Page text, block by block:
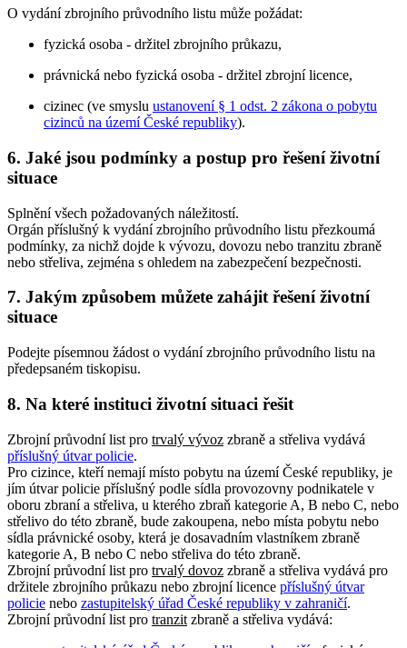
O vydání zbrojního průvodního listu může požádat:
fyzická osoba - držitel zbrojního průkazu,
právnická nebo fyzická osoba - držitel zbrojní licence,
cizinec (ve smyslu ustanovení § 1 odst. 2 zákona o pobytu
cizinců na území České republiky).
6. Jaké jsou podmínky a postup pro řešení životní
situace
Splnění všech požadovaných náležitostí.
Orgán příslušný k vydání zbrojního průvodního listu přezkoumá
podmínky, za nichž dojde k vývozu, dovozu nebo tranzitu zbraně
nebo střeliva, zejména s ohledem na zabezpečení bezpečnosti.
7. Jakým způsobem můžete zahájit řešení životní
situace
Podejte písemnou žádost o vydání zbrojního průvodního listu na
předepsaném tiskopisu.
8. Na které instituci životní situaci řešit
Zbrojní průvodní list pro trvalý vývoz zbraně a střeliva vydává
příslušný útvar policie.
Pro cizince, kteří nemají místo pobytu na území České republiky, je
jím útvar policie příslušný podle sídla provozovny podnikatele v
oboru zbraní a střeliva, u kterého zbraň kategorie A, B nebo C, nebo
střelivo do této zbraně, bude zakoupena, nebo místa pobytu nebo
sídla právnické osoby, která je dosavadním vlastníkem zbraně
kategorie A, B nebo C nebo střeliva do této zbraně.
Zbrojní průvodní list pro trvalý dovoz zbraně a střeliva vydává pro
držitele zbrojního průkazu nebo zbrojní licence příslušný útvar
policie nebo zastupitelský úřad České republiky v zahraničí.
Zbrojní průvodní list pro tranzit zbraně a střeliva vydává: